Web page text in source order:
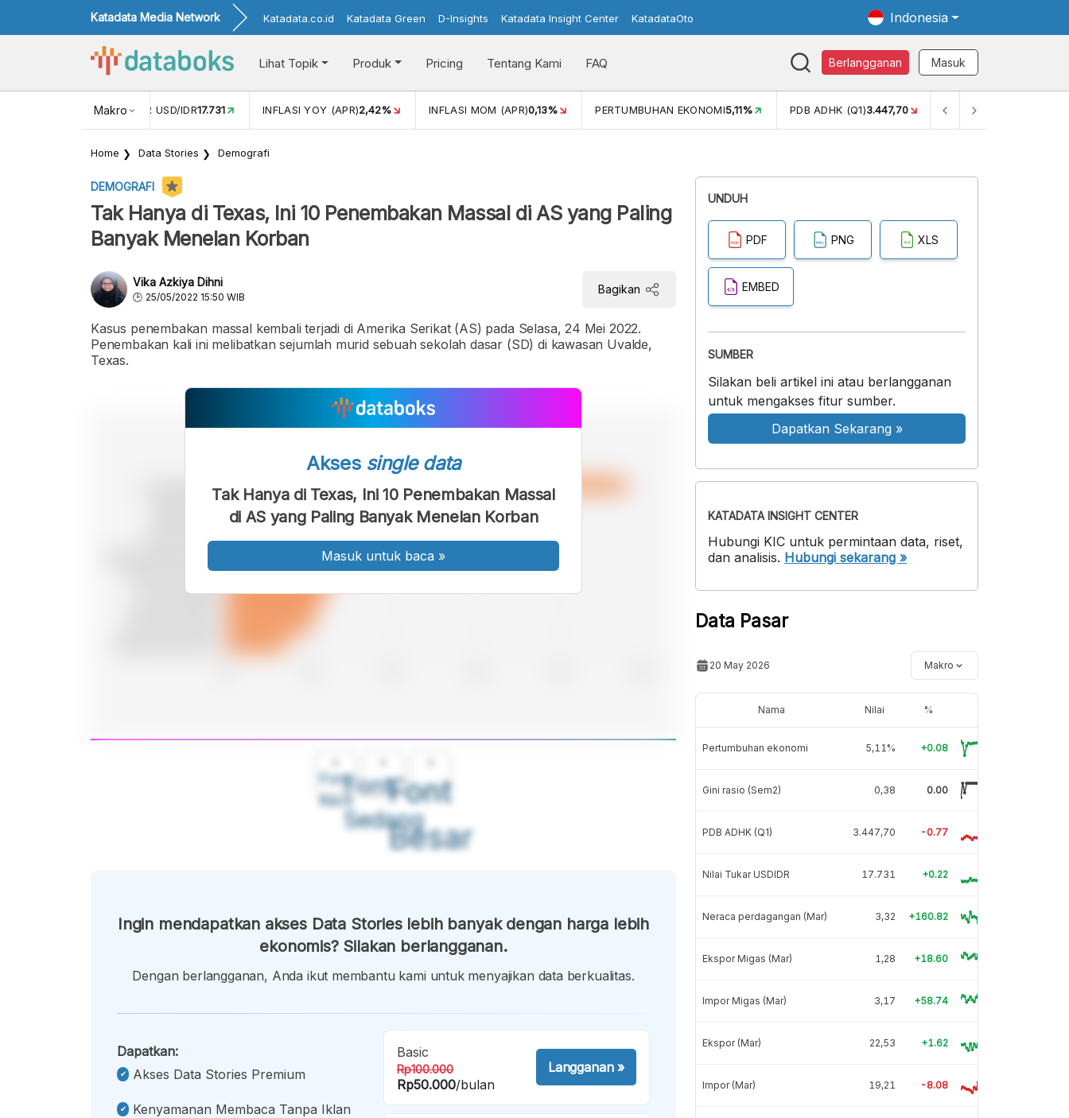
Katadata Media Network Katadata.co.id Katadata Green D-Insights Katadata Insight Center KatadataOto Indonesia
Lihat Topik Produk Pricing Tentang Kami FAQ Berlangganan Masuk
Makro
NILAI TUKAR USD/IDR17.731 INFLASI YOY (APR)2,42% INFLASI MOM (APR)0,13% PERTUMBUHAN EKONOMI5,11% PDB ADHK (Q1)3.447,70 GINI RASIO (SEM2)
Home Data Stories Demografi
DEMOGRAFI
Tak Hanya di Texas, Ini 10 Penembakan Massal di AS yang Paling
Banyak Menelan Korban
Vika Azkiya Dihni
25/05/2022 15:50 WIB
Bagikan
Kasus penembakan massal kembali terjadi di Amerika Serikat (AS) pada Selasa, 24 Mei 2022.
Penembakan kali ini melibatkan sejumlah murid sebuah sekolah dasar (SD) di kawasan Uvalde,
Texas.
Font
Kecil
Font
Sedang
Font
Besar
Akses single data
Tak Hanya di Texas, Ini 10 Penembakan Massal
di AS yang Paling Banyak Menelan Korban
Masuk untuk baca »
Ingin mendapatkan akses Data Stories lebih banyak dengan harga lebih
ekonomis? Silakan berlangganan.
Dengan berlangganan, Anda ikut membantu kami untuk menyajikan data berkualitas.
Dapatkan:
Akses Data Stories Premium
Kenyamanan Membaca Tanpa Iklan
Basic
Rp100.000
Rp50.000/bulan
Langganan»
UNDUH
PDF PNG XLS
EMBED
SUMBER
Silakan beli artikel ini atau berlangganan
untuk mengakses fitur sumber.
Dapatkan Sekarang »
KATADATA INSIGHT CENTER
Hubungi KIC untuk permintaan data, riset,
dan analisis. Hubungi sekarang »
Data Pasar
20 May 2026 Makro
Nama Nilai %
Pertumbuhan ekonomi 5,11% +0.08
Gini rasio (Sem2) 0,38 0.00
PDB ADHK (Q1) 3.447,70 -0.77
Nilai Tukar USDIDR 17.731 +0.22
Neraca perdagangan (Mar) 3,32 +160.82
Ekspor Migas (Mar) 1,28 +18.60
Impor Migas (Mar) 3,17 +58.74
Ekspor (Mar) 22,53 +1.62
Impor (Mar) 19,21 -8.08